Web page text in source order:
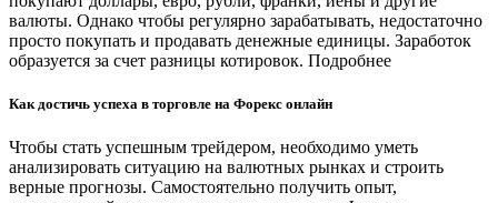
валюты. Однако чтобы регулярно зарабатывать, недостаточно
просто покупать и продавать денежные единицы. Заработок
образуется за счет разницы котировок. Подробнее
Как достичь успеха в торговле на Форекс онлайн
Чтобы стать успешным трейдером, необходимо уметь
анализировать ситуацию на валютных рынках и строить
верные прогнозы. Самостоятельно получить опыт,